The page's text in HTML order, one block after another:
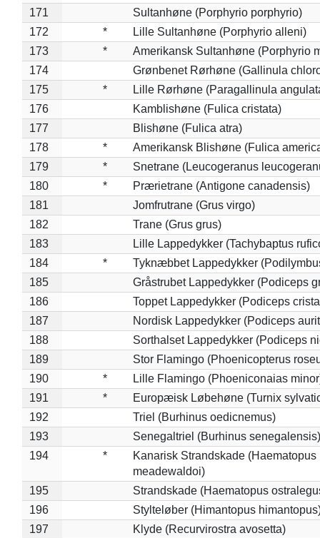
171
Sultanhøne (Porphyrio porphyrio)
172
*
Lille Sultanhøne (Porphyrio alleni)
173
*
Amerikansk Sultanhøne (Porphyrio
174
Grønbenet Rørhøne (Gallinula
175
*
Lille Rørhøne (Paragallinula
176
Kamblishøne (Fulica cristata)
177
Blishøne (Fulica atra)
178
*
Amerikansk Blishøne (Fulica
179
*
Snetrane (Leucogeranus
180
*
Prærietrane (Antigone canadensis)
181
Jomfrutrane (Grus virgo)
182
Trane (Grus grus)
183
Lille Lappedykker (Tachybaptus
184
*
Tyknæbbet Lappedykker
185
Gråstrubet Lappedykker (Podiceps
186
Toppet Lappedykker (Podiceps
187
Nordisk Lappedykker (Podiceps
188
Sorthalset Lappedykker (Podiceps
189
Stor Flamingo (Phoenicopterus
190
*
Lille Flamingo (Phoeniconaias
191
*
Europæisk Løbehøne (Turnix
192
Triel (Burhinus oedicnemus)
193
Senegaltriel (Burhinus senegalensis)
194
*
Kanarisk Strandskade (Haematopus
meadewaldoi)
195
Strandskade (Haematopus
196
Stylteløber (Himantopus
197
Klyde (Recurvirostra avosetta)